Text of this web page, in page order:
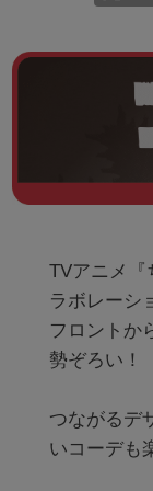
TVアニメ『
ラボレーシ
フロントか
勢ぞろい！
つながるデ
いコーデも